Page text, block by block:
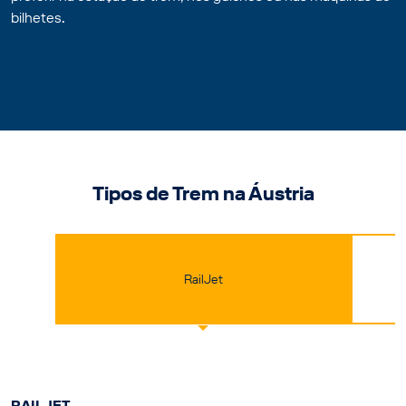
bilhetes.
Tipos de Trem na Áustria
RailJet